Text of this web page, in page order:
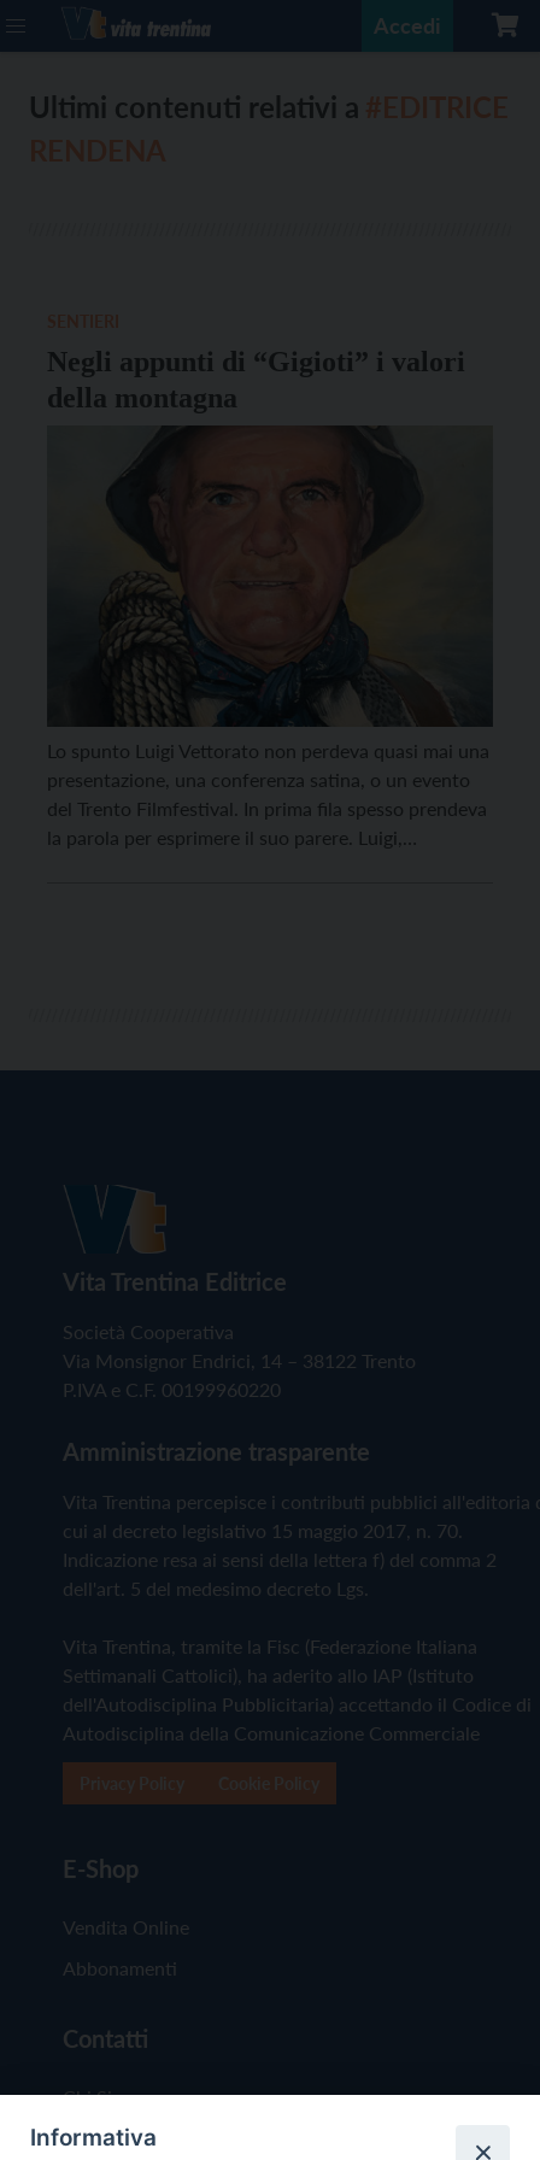
Accedi
Ultimi contenuti relativi a
Negli appunti di “Gigioti” i valori
della montagna
Lo spunto Luigi Vettorato non perdeva quasi mai una
presentazione, una conferenza satina, o un evento
del Trento Filmfestival. In prima fila spesso prendeva
la parola per esprimere il suo parere. Luigi,
Vita Trentina Editrice
Società Cooperativa
Via Monsignor Endrici, 14 – 38122 Trento
P.IVA e C.F. 00199960220
Amministrazione trasparente
Vita Trentina percepisce i contributi pubblici all'editoria
cui al decreto legislativo 15 maggio 2017, n. 70.
Indicazione resa ai sensi della lettera f) del comma 2
dell'art. 5 del medesimo decreto Lgs.
Vita Trentina, tramite la Fisc (Federazione Italiana
Settimanali Cattolici), ha aderito allo IAP (Istituto
dell'Autodisciplina Pubblicitaria) accettando il Codice di
Autodisciplina della Comunicazione Commerciale
E-Shop
Vendita Online
Abbonamenti
Contatti
Chi Siamo
Redazione
Informativa